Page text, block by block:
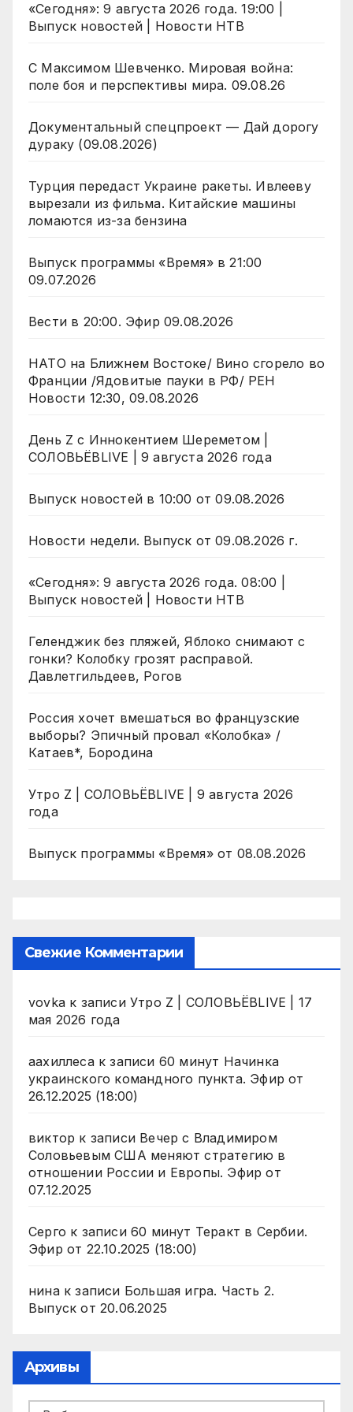
«Сегодня»: 9 августа 2026 года. 19:00 |
Выпуск новостей | Новости НТВ
С Максимом Шевченко. Мировая война:
поле боя и перспективы мира. 09.08.26
Документальный спецпроект — Дай дорогу
дураку (09.08.2026)
Турция передаст Украине ракеты. Ивлееву
вырезали из фильма. Китайские машины
ломаются из-за бензина
Выпуск программы «Время» в 21:00
09.07.2026
Вести в 20:00. Эфир 09.08.2026
НАТО на Ближнем Востоке/ Вино сгорело во
Франции /Ядовитые пауки в РФ/ РЕН
Новости 12:30, 09.08.2026
День Z с Иннокентием Шереметом |
СОЛОВЬЁВLIVE | 9 августа 2026 года
Выпуск новостей в 10:00 от 09.08.2026
Новости недели. Выпуск от 09.08.2026 г.
«Сегодня»: 9 августа 2026 года. 08:00 |
Выпуск новостей | Новости НТВ
Геленджик без пляжей, Яблоко снимают с
гонки? Колобку грозят расправой.
Давлетгильдеев, Рогов
Россия хочет вмешаться во французские
выборы? Эпичный провал «Колобка» /
Катаев*, Бородина
Утро Z | СОЛОВЬЁВLIVE | 9 августа 2026
года
Выпуск программы «Время» от 08.08.2026
Свежие Комментарии
vovka к записи Утро Z | СОЛОВЬЁВLIVE | 17
мая 2026 года
аахиллесак записи 60 минут Начинка
украинского командного пункта. Эфир от
26.12.2025 (18:00)
виктор к записи Вечер с Владимиром
Соловьевым США меняют стратегию в
отношении России и Европы. Эфир от
07.12.2025
Серго к записи 60 минут Теракт в Сербии.
Эфир от 22.10.2025 (18:00)
нинак записи Большая игра. Часть 2.
Выпуск от 20.06.2025
Архивы